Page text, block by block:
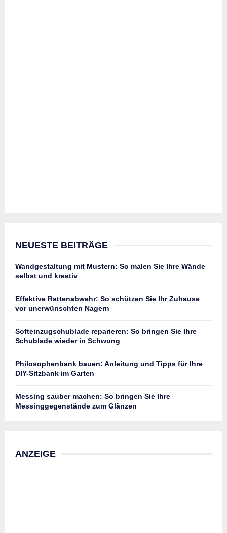
NEUESTE BEITRÄGE
Wandgestaltung mit Mustern: So malen Sie Ihre Wände
selbst und kreativ
Effektive Rattenabwehr: So schützen Sie Ihr Zuhause
vor unerwünschten Nagern
Softeinzugschublade reparieren: So bringen Sie Ihre
Schublade wieder in Schwung
Philosophenbank bauen: Anleitung und Tipps für Ihre
DIY-Sitzbank im Garten
Messing sauber machen: So bringen Sie Ihre
Messinggegenstände zum Glänzen
ANZEIGE